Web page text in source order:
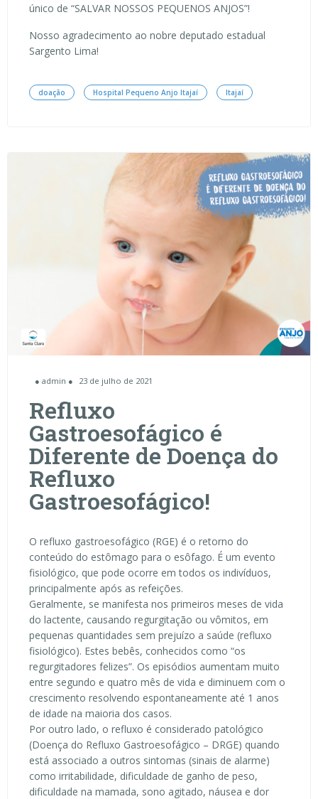
único de “SALVAR NOSSOS PEQUENOS ANJOS”!
Nosso agradecimento ao nobre deputado estadual
Sargento Lima!
doação Hospital Pequeno Anjo Itajaí Itajaí
● admin ● 23 de julho de 2021
Refluxo
Gastroesofágico é
Diferente de Doença do
Refluxo
Gastroesofágico!
O refluxo gastroesofágico (RGE) é o retorno do
conteúdo do estômago para o esôfago. É um evento
fisiológico, que pode ocorre em todos os indivíduos,
principalmente após as refeições.
Geralmente, se manifesta nos primeiros meses de vida
do lactente, causando regurgitação ou vômitos, em
pequenas quantidades sem prejuízo a saúde (refluxo
fisiológico). Estes bebês, conhecidos como “os
regurgitadores felizes”. Os episódios aumentam muito
entre segundo e quatro mês de vida e diminuem com o
crescimento resolvendo espontaneamente até 1 anos
de idade na maioria dos casos.
Por outro lado, o refluxo é considerado patológico
(Doença do Refluxo Gastroesofágico – DRGE) quando
está associado a outros sintomas (sinais de alarme)
como irritabilidade, dificuldade de ganho de peso,
dificuldade na mamada, sono agitado, náusea e dor